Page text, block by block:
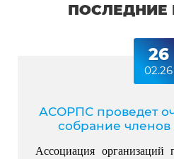
ПОСЛЕДНИЕ
26
02.26
АСОРПС проведет
собрание членов